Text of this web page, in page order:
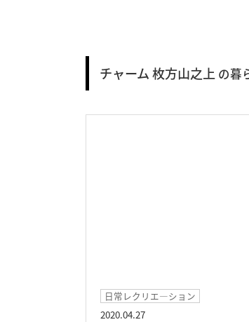
チャーム 枚方山之上 の暮
日常レクリエ―ション
2020.04.27